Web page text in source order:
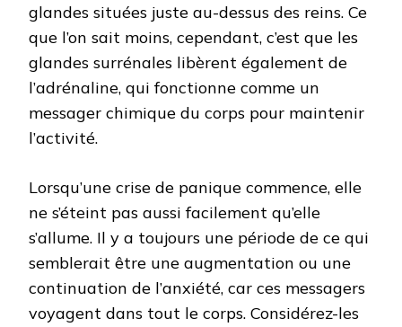
glandes situées juste au-dessus des reins. Ce
que l’on sait moins, cependant, c’est que les
glandes surrénales libèrent également de
l’adrénaline, qui fonctionne comme un
messager chimique du corps pour maintenir
l’activité.
Lorsqu’une crise de panique commence, elle
ne s’éteint pas aussi facilement qu’elle
s’allume. Il y a toujours une période de ce qui
semblerait être une augmentation ou une
continuation de l’anxiété, car ces messagers
voyagent dans tout le corps. Considérez-les